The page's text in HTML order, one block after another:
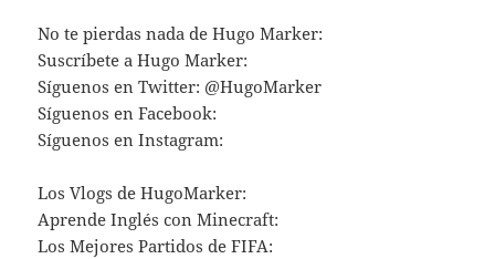
No te pierdas nada de Hugo Marker:
Suscríbete a Hugo Marker:
Síguenos en Twitter: @HugoMarker
Síguenos en Facebook:
Síguenos en Instagram:
Los Vlogs de HugoMarker:
Aprende Inglés con Minecraft:
Los Mejores Partidos de FIFA: